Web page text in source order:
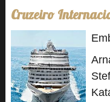
Cruzeiro